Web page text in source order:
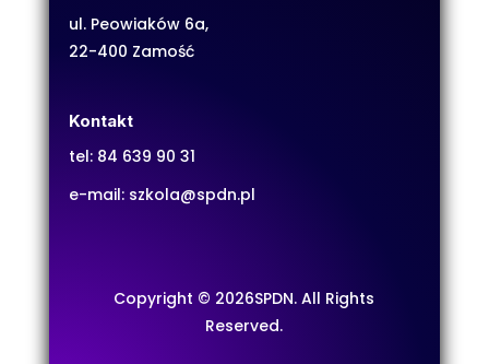
ul. Peowiaków 6a,
22-400 Zamość
Kontakt
tel: 84 639 90 31
e-mail: szkola@spdn.pl
Copyright © 2026SPDN. All Rights
Reserved.